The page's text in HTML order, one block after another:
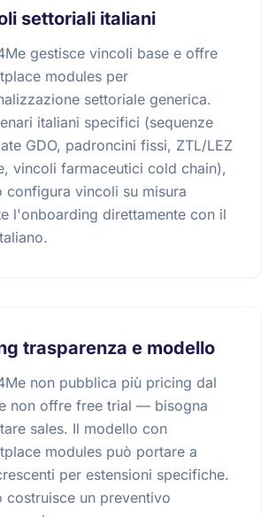
settoriali italiani
gestisce vincoli base e offre
modules per
settoriale generica.
italiani specifici (sequenze
GDO, padroncini fissi, ZTL/LEZ
vincoli farmaceutici cold chain),
configura vincoli su misura
l'onboarding direttamente con il
trasparenza e modello
non pubblica più pricing dal
non offre free trial — bisogna
sales. Il modello con
modules può portare a
per estensioni specifiche.
costruisce un preventivo